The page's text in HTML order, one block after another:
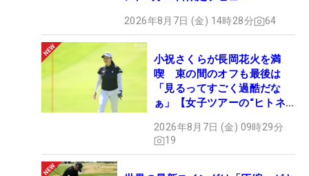
2026年8月7日 (金) 14時28分 64
小祝さくらが長岡花火を満
喫 束の間のオフも最後は
「見るってすごく過酷だな
ぁ」【女子ツアーの“ヒトネ
2026年8月7日 (金) 09時29分
19